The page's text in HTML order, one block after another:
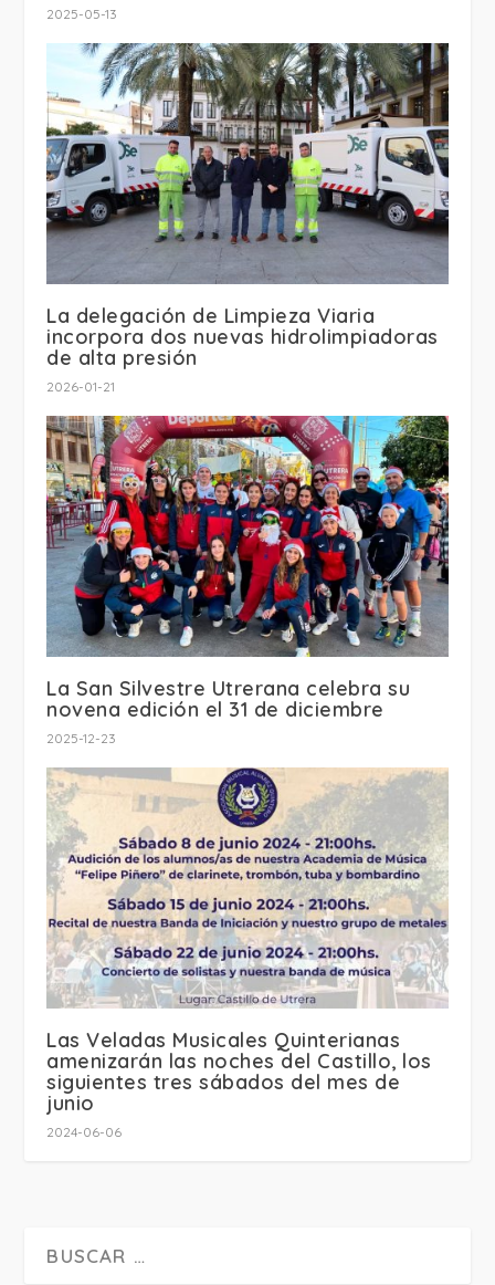
2025-05-13
La delegación de Limpieza Viaria
incorpora dos nuevas hidrolimpiadoras
de alta presión
2026-01-21
La San Silvestre Utrerana celebra su
novena edición el 31 de diciembre
2025-12-23
Las Veladas Musicales Quinterianas
amenizarán las noches del Castillo, los
siguientes tres sábados del mes de
junio
2024-06-06